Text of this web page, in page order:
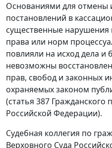
Основаниями для отмены
постановлений в
существенные
права или норм
повлияли на исход дела и
невозможны
прав, свобод и законных
охраняемых законом
(статья 387 Гражданского
Российской Федерации).
Судебная коллегия по
Верховного Суда